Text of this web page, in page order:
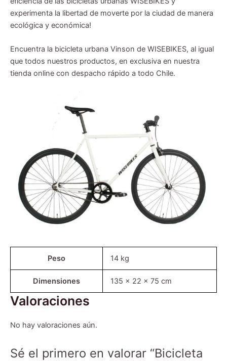
experimenta la libertad de moverte por la ciudad de manera
ecológica y económica!
Encuentra la bicicleta urbana Vinson de WISEBIKES, al igual
que todos nuestros productos, en exclusiva en nuestra
tienda online con despacho rápido a todo Chile.
Peso 14 kg
Dimensiones 135 × 22 × 75 cm
Valoraciones
No hay valoraciones aún.
Sé el primero en valorar “Bicicleta